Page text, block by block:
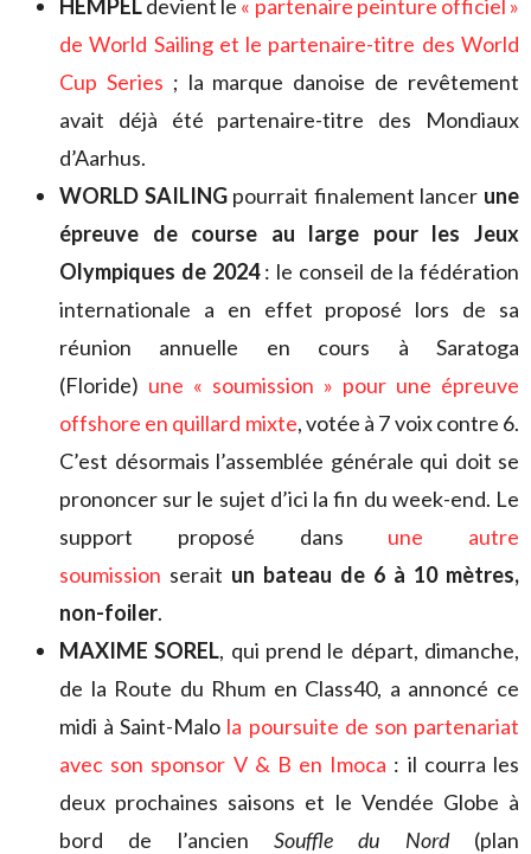
HEMPELdevient le « partenaire peinture officiel »
de World Sailing et le partenaire-titre des World
Cup Series ; la marque danoise de revêtement
avait déjà été partenaire-titre des Mondiaux
d’Aarhus.
WORLD SAILINGpourrait finalement lancer une
épreuve de course au large pour les Jeux
Olympiques de 2024: le conseil de la fédération
internationale a en effet proposé lors de sa
réunion annuelle en cours à Saratoga
(Floride) une « soumission » pour une épreuve
offshore en quillard mixte, votée à 7 voix contre 6.
C’est désormais l’assemblée générale qui doit se
prononcer sur le sujet d’ici la fin du week-end. Le
support proposé dans une autre
soumission serait un bateau de 6 à 10 mètres,
non-foiler.
MAXIME SOREL, qui prend le départ, dimanche,
de la Route du Rhum en Class40, a annoncé ce
midi à Saint-Malo la poursuite de son partenariat
avec son sponsor V & B en Imoca : il courra les
deux prochaines saisons et le Vendée Globe à
bord de l’ancien Souffle du Nord(plan